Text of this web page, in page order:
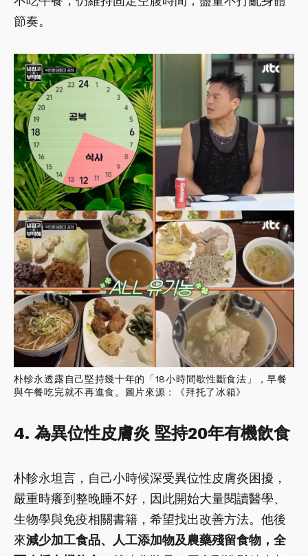
節奏。
朴軫永透露自己堅持幾十年的「18小時間歇性斷食法」，早餐
與午餐吃完就不再進食。圖片來源：《拜托了冰箱》
4. 為異位性皮膚炎 堅持20年有機飲食
朴軫永坦言，自己小時候深受異位性皮膚炎困擾，
嚴重時癢到整晚睡不好，因此開始大量閱讀醫學、
生物學與免疫相關書籍，希望找出改善方法。他後
來減少加工食品、人工添加物及農藥殘留食物，全